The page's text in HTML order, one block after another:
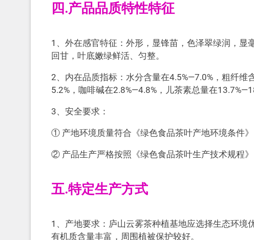
四.产品品质特性特征
1、外在感官特征：外形，显锋苗，色泽翠绿润，
回甘，叶底嫩绿鲜活、匀整。
2、内在品质指标：水分含量在4.5%—7.0%，粗纤
5.2%，咖啡碱在2.8%—4.8%，儿茶素总量在
3、安全要求：
① 产地环境质量符合《绿色食品茶叶产地环境条件
② 产品生产严格按照《绿色食品茶叶生产技术规程
五.特定生产方式
1、产地要求：庐山云雾茶种植基地应选择生态环
有机质含量丰富，周围植被保护较好。